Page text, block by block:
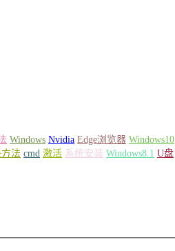
Windows Nvidia Edge浏览器 Windows10
法 cmd 激活 系统安装 Windows8.1 U盘